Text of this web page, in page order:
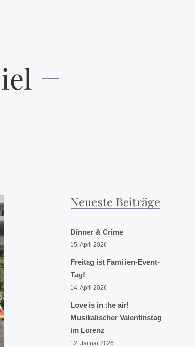
Neueste Beiträge
Dinner & Crime
15. April 2026
Freitag ist Familien-Event-
Tag!
14. April 2026
Love is in the air!
Musikalischer Valentinstag
im Lorenz
12. Januar 2026